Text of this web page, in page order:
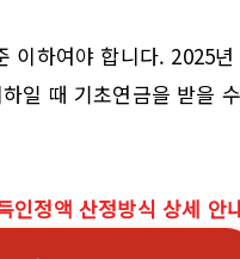
이하여야 합니다. 2025
일 때 기초연금을 받을
인정액 산정방식 상세 안